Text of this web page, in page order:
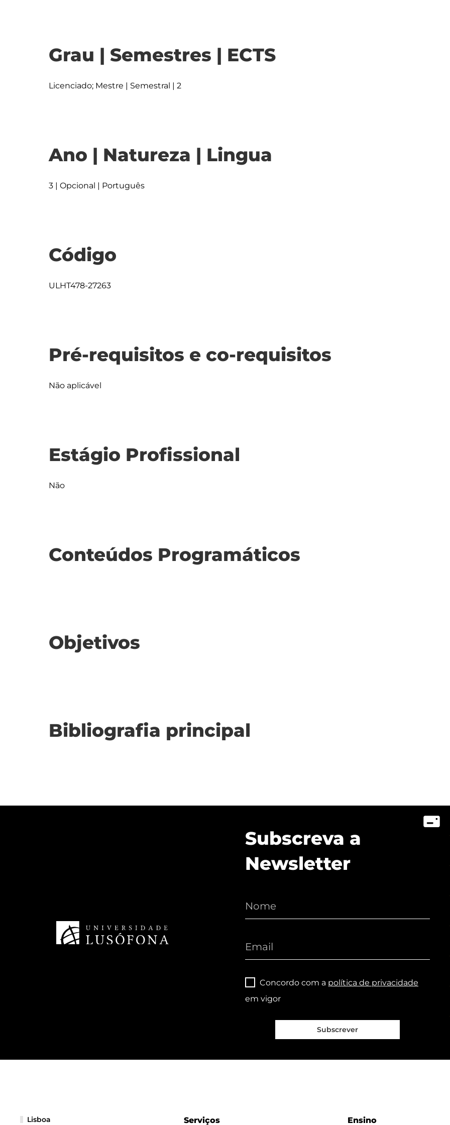
Grau | Semestres | ECTS
Licenciado; Mestre | Semestral | 2
Ano | Natureza | Lingua
3 | Opcional | Português
Código
ULHT478-27263
Pré-requisitos e co-requisitos
Não aplicável
Estágio Profissional
Não
Conteúdos Programáticos
Objetivos
Bibliografia principal
Subscreva a
Newsletter
Concordo com a política de privacidade
em vigor
Subscrever
Serviços Ensino
Lisboa